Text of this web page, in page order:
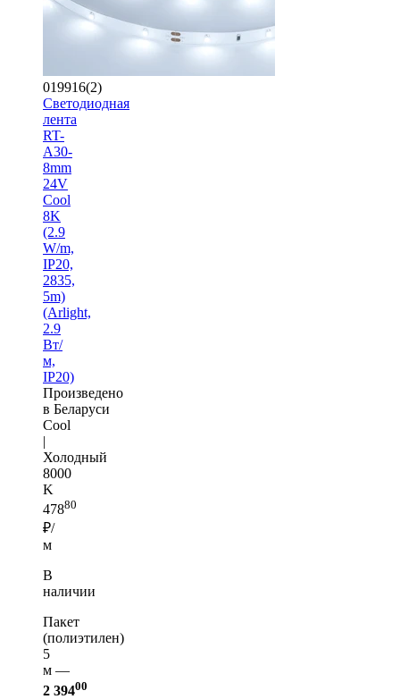
019916(2)
Светодиодная
лента
RT-
A30-
8mm
24V
Cool
8K
(2.9
W/m,
IP20,
2835,
5m)
(Arlight,
2.9
Вт/
м,
IP20)
Произведено
в Беларуси
Cool
|
Холодный
8000
K
47880
₽/
м
В
наличии
Пакет
(полиэтилен)
5
м —
2 39400